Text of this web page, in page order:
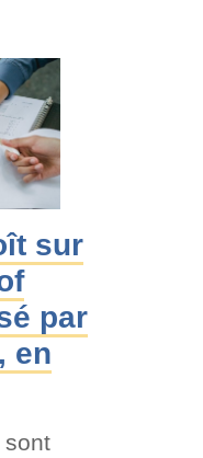
sur
par
en
sont